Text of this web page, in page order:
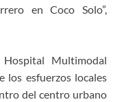
en Coco Solo”,
Multimodal
los esfuerzos locales
del centro urbano